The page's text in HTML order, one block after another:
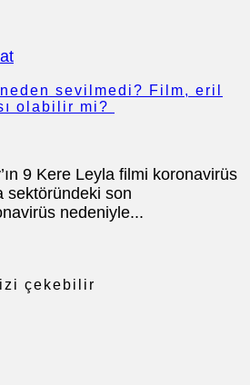
sevilmedi? Film, eril
olabilir mi?
9 Kere Leyla filmi koronavirüs
sektöründeki son
nedeniyle...
çekebilir